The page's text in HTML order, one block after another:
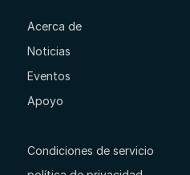
Acerca de
Noticias
Eventos
Apoyo
Condiciones de servicio